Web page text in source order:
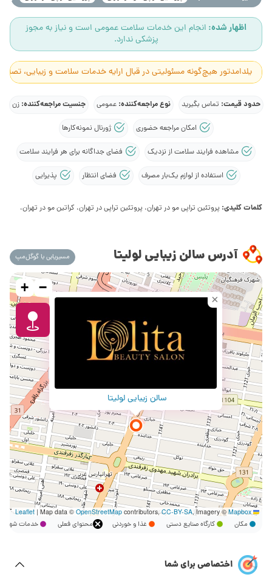
اظهار شده: انجام این خدمات سلامت عمومی است و نیاز به مجوز
پزشکی ندارد.
یلدامدتور هیچ‌گونه مسئولیتی در قبال ارایه خدمات سلامت و زیبایی،
حدود قیمت: تماس بگیرید نوع مراجعه‌کننده:عمومی جنسیت مراجعه‌کننده:زن
امکان مراجعه حضوری ژورنال نمونه‌کارها
مشاهده فرایند سلامت از نزدیک فضای جداگانه برای هر فرایند سلامت
استفاده از لوازم یک‌بار مصرف فضای انتظار پذیرایی
کلمات کلیدی: پروتئین تراپی مو در تهران، پروتئین تراپی در تهران، کراتین مو در تهران،
آدرس سالن زیبایی لولیتا مسیریابی با گوگل‌مپ
سالن زیبایی لولیتا
×
+ −
Leaflet
| Map data © OpenStreetMapcontributors,CC-BY-SA, Imagery ©Mapbox
مکان کارگاه صنایع دستی غذا و خوردنی محتوای فعلی خدمات
اختصاصی برای شما